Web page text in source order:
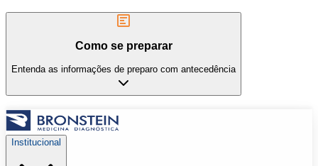
Como se preparar
Entenda as informações de preparo com antecedência
Institucional